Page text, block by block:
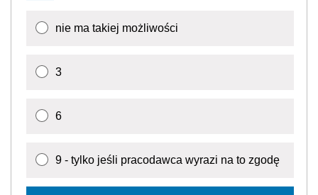
nie ma takiej możliwości
3
6
9 - tylko jeśli pracodawca wyrazi na to zgodę